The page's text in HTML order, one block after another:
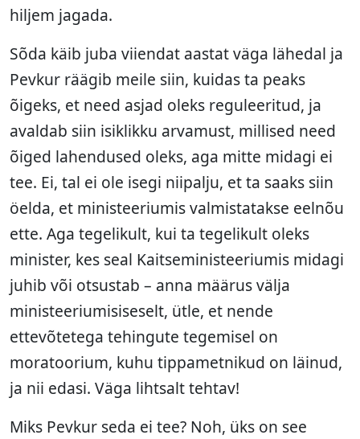
hiljem jagada.
Sõda käib juba viiendat aastat väga lähedal ja
Pevkur räägib meile siin, kuidas ta peaks
õigeks, et need asjad oleks reguleeritud, ja
avaldab siin isiklikku arvamust, millised need
õiged lahendused oleks, aga mitte midagi ei
tee. Ei, tal ei ole isegi niipalju, et ta saaks siin
öelda, et ministeeriumis valmistatakse eelnõu
ette. Aga tegelikult, kui ta tegelikult oleks
minister, kes seal Kaitseministeeriumis midagi
juhib või otsustab – anna määrus välja
ministeeriumisiseselt, ütle, et nende
ettevõtetega tehingute tegemisel on
moratoorium, kuhu tippametnikud on läinud,
ja nii edasi. Väga lihtsalt tehtav!
Miks Pevkur seda ei tee? Noh, üks on see